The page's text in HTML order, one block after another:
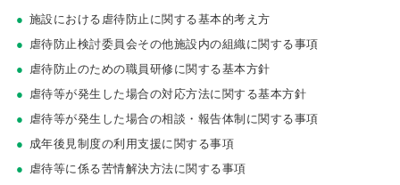
施設における虐待防止に関する基本的考え方
虐待防止検討委員会その他施設内の組織に関する事項
虐待防止のための職員研修に関する基本方針
虐待等が発生した場合の対応方法に関する基本方針
虐待等が発生した場合の相談・報告体制に関する事項
成年後見制度の利用支援に関する事項
虐待等に係る苦情解決方法に関する事項